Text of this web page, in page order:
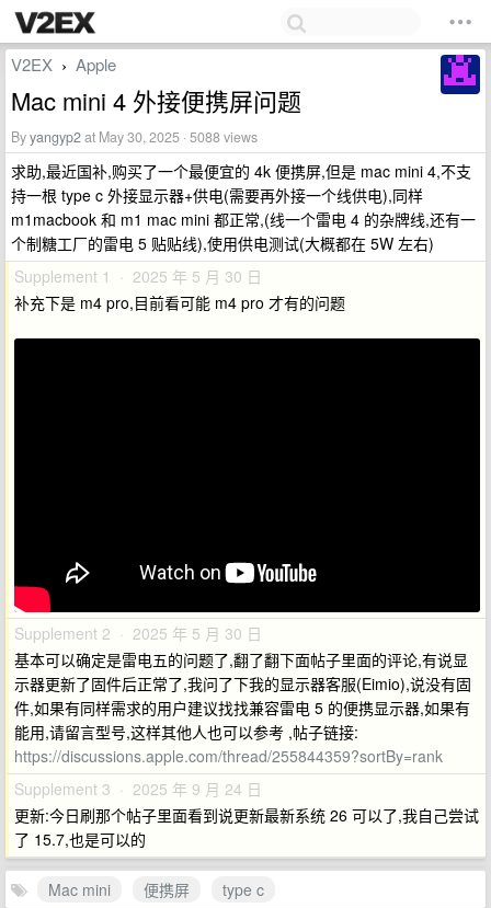
V2EX › Apple
Mac mini 4 外接便携屏问题
Byyangyp2at May 30, 2025 · 5088 views
求助,最近国补,购买了一个最便宜的 4k 便携屏,但是 mac mini 4,不支
持一根 type c 外接显示器+供电(需要再外接一个线供电),同样
m1macbook 和 m1 mac mini 都正常,(线一个雷电 4 的杂牌线,还有一
个制糖工厂的雷电 5 贴贴线),使用供电测试(大概都在 5W 左右)
Supplement 1 · 2025 年 5 月 30 日
补充下是 m4 pro,目前看可能 m4 pro 才有的问题
Supplement 2 · 2025 年 5 月 30 日
基本可以确定是雷电五的问题了,翻了翻下面帖子里面的评论,有说显
示器更新了固件后正常了,我问了下我的显示器客服(Eimio),说没有固
件,如果有同样需求的用户建议找找兼容雷电 5 的便携显示器,如果有
能用,请留言型号,这样其他人也可以参考 ,帖子链接:
https://discussions.apple.com/thread/255844359?sortBy=rank
Supplement 3 · 2025 年 9 月 24 日
更新:今日刷那个帖子里面看到说更新最新系统 26 可以了,我自己尝试
了 15.7,也是可以的
Mac mini 便携屏
type c